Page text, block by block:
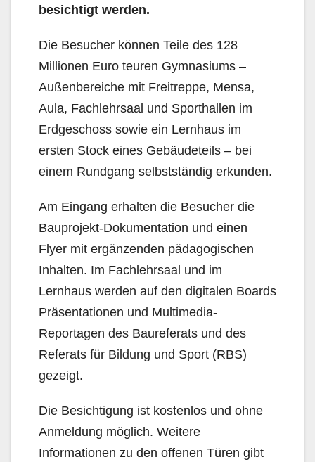
besichtigt werden.
Die Besucher können Teile des 128
Millionen Euro teuren Gymnasiums –
Außenbereiche mit Freitreppe, Mensa,
Aula, Fachlehrsaal und Sporthallen im
Erdgeschoss sowie ein Lernhaus im
ersten Stock eines Gebäudeteils – bei
einem Rundgang selbstständig erkunden.
Am Eingang erhalten die Besucher die
Bauprojekt-Dokumentation und einen
Flyer mit ergänzenden pädagogischen
Inhalten. Im Fachlehrsaal und im
Lernhaus werden auf den digitalen Boards
Präsentationen und Multimedia-
Reportagen des Baureferats und des
Referats für Bildung und Sport (RBS)
gezeigt.
Die Besichtigung ist kostenlos und ohne
Anmeldung möglich. Weitere
Informationen zu den offenen Türen gibt